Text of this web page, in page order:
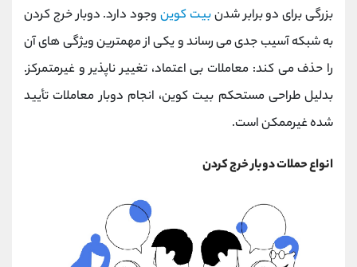
بزرگی برای دو برابر شدنبیت کوینوجود دارد. دوبار خرج کردن
به شبکه آسیب جدی می رساند و یکی از مهمترین ویژگی های آن
را حذف می کند: معاملات بی اعتماد، تغییر ناپذیر و غیرمتمرکز.
بدلیل طراحی مستحکم بیت کوین، انجام دوبار معاملات تأیید
شده غیرممکن است.
انواع حملات دوبار خرج کردن